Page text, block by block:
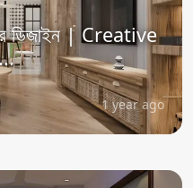
ডিজাইন | Creative
1 year ago